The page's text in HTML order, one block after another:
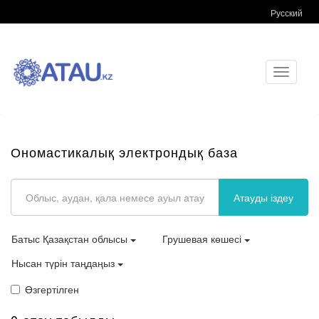
Русский
Toggle
Ономастикалық электрондық база
Атауды іздеу
Батыс Қазақстан облысы
Грушевая көшесі
Нысан түрін таңдаңыз
Өзгертілген